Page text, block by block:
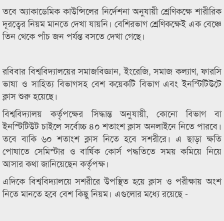
তবে অ্যাকাডেমিক কাউন্সিলের নির্দেশনা অনুযায়ী শ্রেণিকক্ষে শারীরিক
দূরত্বের নিয়ম মানতে দেখা যায়নি। বেশিরভাগ শ্রেণিকক্ষেই এক বেঞ্চে
তিন থেকে পাঁচ জন পর্যন্ত বসতে দেখা গেছে।
রবিবার বিশ্ববিদ্যালয়ের সমাজবিজ্ঞান, ইংরেজি, সমাজ কল্যাণ, ফারসি
ভাষা ও সাহিত্য বিভাগসহ বেশ কয়েকটি বিভাগ এবং ইনস্টিটিউটে
ক্লাস শুরু হয়েছে।
বিশ্ববিদ্যালয় কর্তৃপক্ষের সিদ্ধান্ত অনুযায়ী, কোনো বিভাগ বা
ইনস্টিটিউট চাইলে সর্বোচ্চ ৪০ শতাংশ ক্লাস অনলাইনে নিতে পারবে।
তবে বাকি ৬০ শতাংশ ক্লাস নিতে হবে সশরীরে। এ ছাড়া ক্ষতি
পোষাতে সেমিস্টার ও বার্ষিক কোর্স পদ্ধতিতে সময় কমিয়ে নিয়ে
আসার কথা জানিয়েছেন কর্তৃপক্ষ।
এদিকে বিশ্ববিদ্যালয়ে সশরীরে উপস্থিত হয়ে ক্লাস ও পরীক্ষায় অংশ
নিতে মানতে হবে বেশ কিছু নিয়ম। এগুলোর মধ্যে রয়েছে ‑